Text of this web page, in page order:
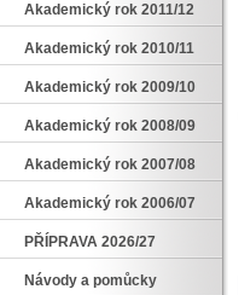
Akademický rok 2011/12
Akademický rok 2010/11
Akademický rok 2009/10
Akademický rok 2008/09
Akademický rok 2007/08
Akademický rok 2006/07
PŘÍPRAVA 2026/27
Návody a pomůcky